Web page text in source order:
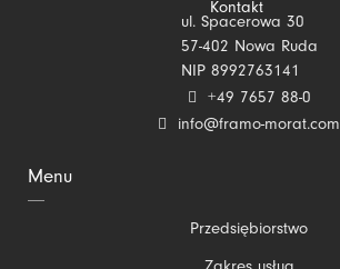
Menu
Przedsiębiorstwo
Kontakt
ul. Spacerowa 30
57-402 Nowa Ruda
NIP 8992763141
+49 7657 88-0
info@framo-morat.com